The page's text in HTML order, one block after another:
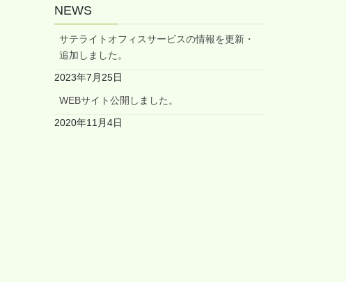
NEWS
サテライトオフィスサービスの情報を更新・
追加しました。
2023年7月25日
WEBサイト公開しました。
2020年11月4日